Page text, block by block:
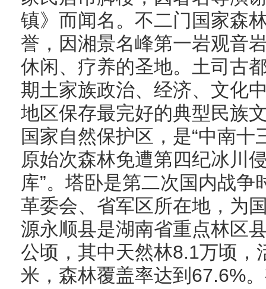
镇》而闻名。不二门国家森
誉，因湘景名峰第一岩观音
休闲、疗养的圣地。土司古
期土家族政治、经济、文化
地区保存最完好的典型民族
国家自然保护区，是“中南
原始次森林免遭第四纪冰川
库”。塔卧是第二次国内战
革委会、省军区所在地，为
源永顺县是湖南省重点林区
公顷，其中天然林8.1万顷，
米，森林覆盖率达到67.6%